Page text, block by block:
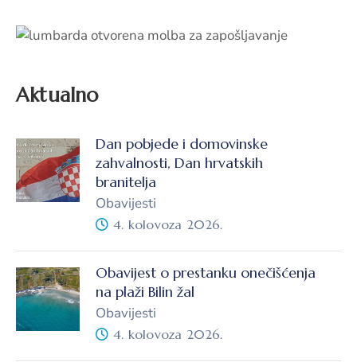
Aktualno
Dan pobjede i domovinske
zahvalnosti, Dan hrvatskih
branitelja
Obavijesti
4. kolovoza 2026.
Obavijest o prestanku onečišćenja
na plaži Bilin žal
Obavijesti
4. kolovoza 2026.